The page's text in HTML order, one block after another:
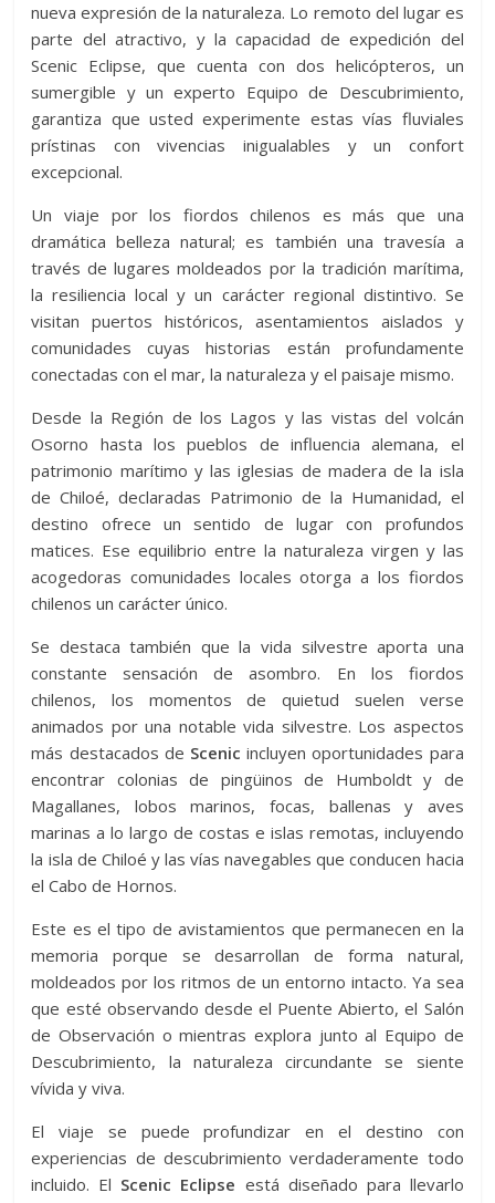
nueva expresión de la naturaleza. Lo remoto del lugar es
parte del atractivo, y la capacidad de expedición del
Scenic Eclipse, que cuenta con dos helicópteros, un
sumergible y un experto Equipo de Descubrimiento,
garantiza que usted experimente estas vías fluviales
prístinas con vivencias inigualables y un confort
excepcional.
Un viaje por los fiordos chilenos es más que una
dramática belleza natural; es también una travesía a
través de lugares moldeados por la tradición marítima,
la resiliencia local y un carácter regional distintivo. Se
visitan puertos históricos, asentamientos aislados y
comunidades cuyas historias están profundamente
conectadas con el mar, la naturaleza y el paisaje mismo.
Desde la Región de los Lagos y las vistas del volcán
Osorno hasta los pueblos de influencia alemana, el
patrimonio marítimo y las iglesias de madera de la isla
de Chiloé, declaradas Patrimonio de la Humanidad, el
destino ofrece un sentido de lugar con profundos
matices. Ese equilibrio entre la naturaleza virgen y las
acogedoras comunidades locales otorga a los fiordos
chilenos un carácter único.
Se destaca también que la vida silvestre aporta una
constante sensación de asombro. En los fiordos
chilenos, los momentos de quietud suelen verse
animados por una notable vida silvestre. Los aspectos
más destacados de Scenic incluyen oportunidades para
encontrar colonias de pingüinos de Humboldt y de
Magallanes, lobos marinos, focas, ballenas y aves
marinas a lo largo de costas e islas remotas, incluyendo
la isla de Chiloé y las vías navegables que conducen hacia
el Cabo de Hornos.
Este es el tipo de avistamientos que permanecen en la
memoria porque se desarrollan de forma natural,
moldeados por los ritmos de un entorno intacto. Ya sea
que esté observando desde el Puente Abierto, el Salón
de Observación o mientras explora junto al Equipo de
Descubrimiento, la naturaleza circundante se siente
vívida y viva.
El viaje se puede profundizar en el destino con
experiencias de descubrimiento verdaderamente todo
incluido. El Scenic Eclipse está diseñado para llevarlo